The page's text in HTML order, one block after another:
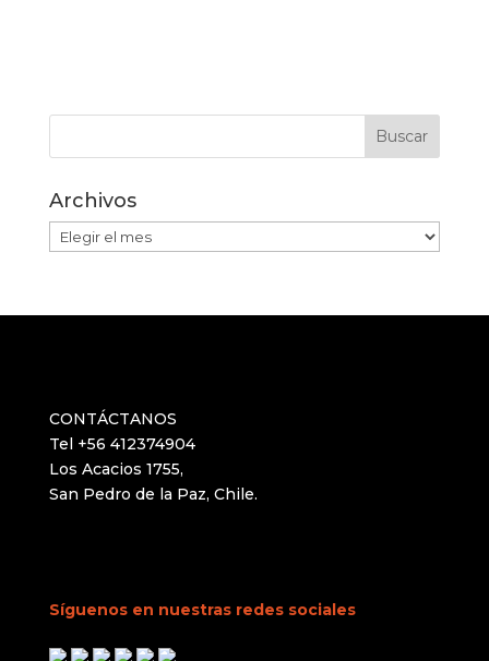
Archivos
Archivos
CONTÁCTANOS
Tel +56 412374904
Los Acacios 1755,
San Pedro de la Paz, Chile.
Síguenos en nuestras redes sociales